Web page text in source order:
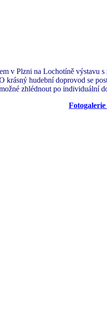
v Plzni na Lochotíně
krásný hudební doprovod se
zhlédnout po individuální